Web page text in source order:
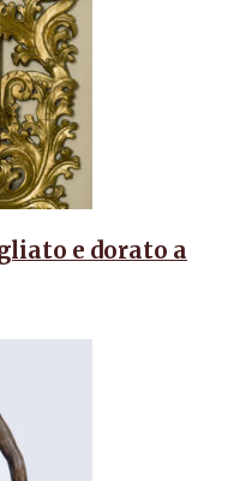
e dorato a